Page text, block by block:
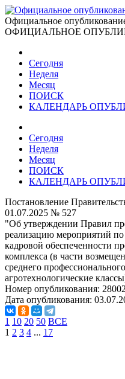
Официальное
ОФИЦИАЛЬНОЕ
Сегодня
Неделя
Месяц
ПОИСК
КАЛЕНДАРЬ
Сегодня
Неделя
Месяц
ПОИСК
КАЛЕНДАРЬ
Постановление
01.07.2025 № 527
"Об утверждении Правил
реализацию мероприятий
кадровой обеспеченности
комплекса (в части
среднего
агротехнологические
Номер опубликования:
Дата опубликования:
1 10 20 50 ВСЕ
1 2 3 4 ... 17